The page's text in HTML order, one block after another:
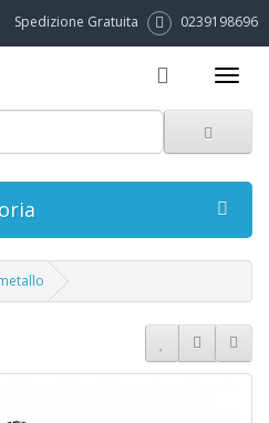
Spedizione Gratuita 0239198696